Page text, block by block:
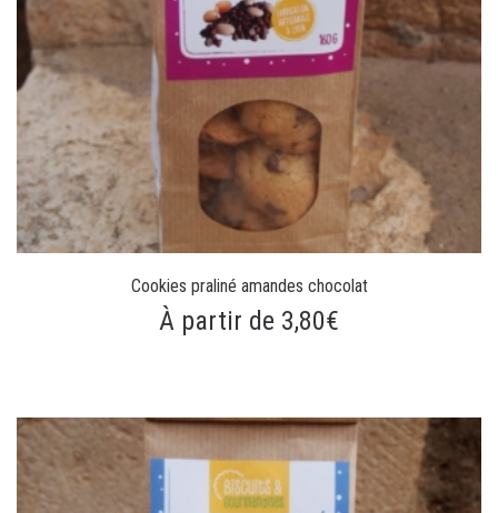
Cookies praliné amandes chocolat
À partir de 3,80€